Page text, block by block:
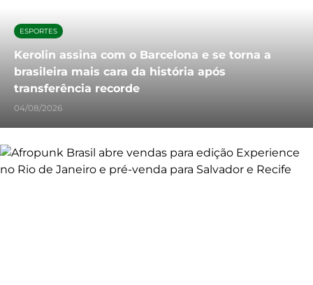
ESPORTES
Kerolin assina com o Barcelona e se torna a
brasileira mais cara da história após
transferência recorde
04/08/2026